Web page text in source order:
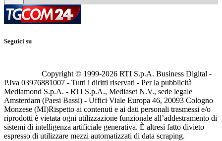
Seguici su
Copyright © 1999-2026 RTI S.p.A. Business Digital -
P.Iva 03976881007 - Tutti i diritti riservati - Per la pubblicità
Mediamond S.p.A. - RTI S.p.A., Mediaset N.V., sede legale
Amsterdam (Paesi Bassi) - Uffici Viale Europa 46, 20093 Cologno
Monzese (MI)Rispetto ai contenuti e ai dati personali trasmessi e/o
riprodotti è vietata ogni utilizzazione funzionale all’addestramento di
sistemi di intelligenza artificiale generativa. È altresì fatto divieto
espresso di utilizzare mezzi automatizzati di data scraping.